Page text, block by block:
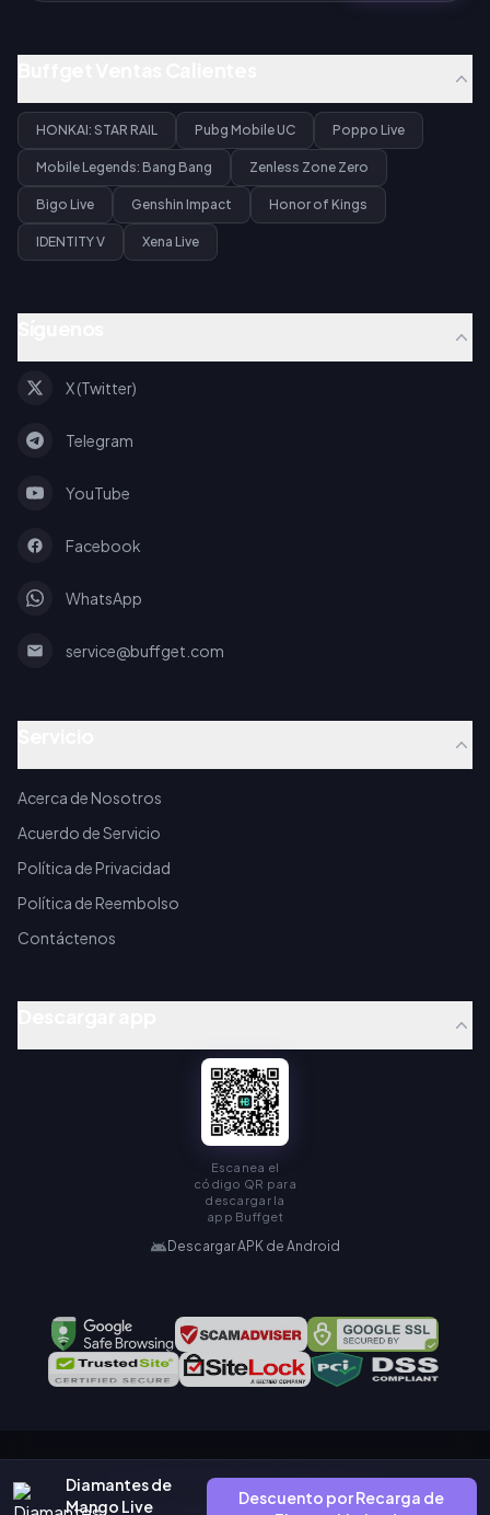
Diamantes de
Mango Live
Descuento por Recarga de
HONKAI: STAR RAIL Pubg Mobile UC Poppo Live
Mobile Legends: Bang Bang Zenless Zone Zero
Bigo Live Genshin Impact Honor of Kings
IDENTITY V Xena Live
X (Twitter)
Telegram
YouTube
Facebook
WhatsApp
service@buffget.com
Acerca de Nosotros
Acuerdo de Servicio
Política de Privacidad
Política de Reembolso
Contáctenos
Escanea el
código QR para
descargar la
app Buffget
Descargar APK de Android
Política de Privacidad Acuerdo de Servicio